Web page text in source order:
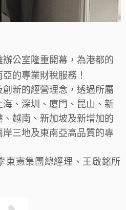
辦公室隆重開幕，為港都的
的專業財稅服務！
新的經營理念，透過所屬
、深圳、廈門、昆山、新
越南、新加坡及新增加的
三地及東南亞高品質的專
東憲集團總經理、王啟銘所